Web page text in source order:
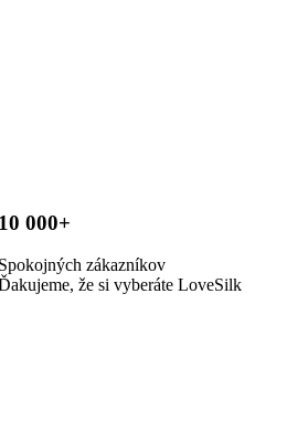
000+
zákazníkov
že si vyberáte LoveSilk